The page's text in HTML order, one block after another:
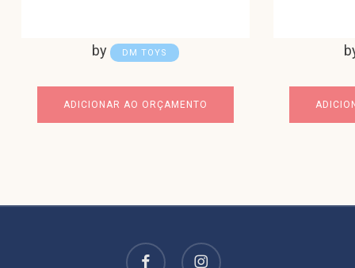
by DM TOYS
ADICIONAR AO ORÇAMENTO
facebook instagram